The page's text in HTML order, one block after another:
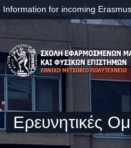
Information for incoming
Ερευνητικές